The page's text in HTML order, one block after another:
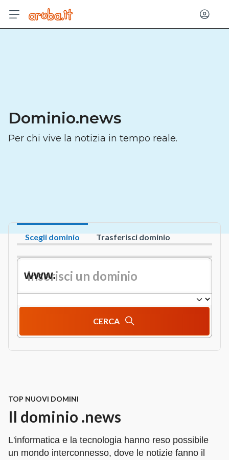
Dominio.news
Per chi vive la notizia in tempo reale.
Scegli dominio Trasferisci dominio
www.
CERCA
TOP NUOVI DOMINI
Il dominio .news
L'informatica e la tecnologia hanno reso possibile
un mondo interconnesso, dove le notizie fanno il